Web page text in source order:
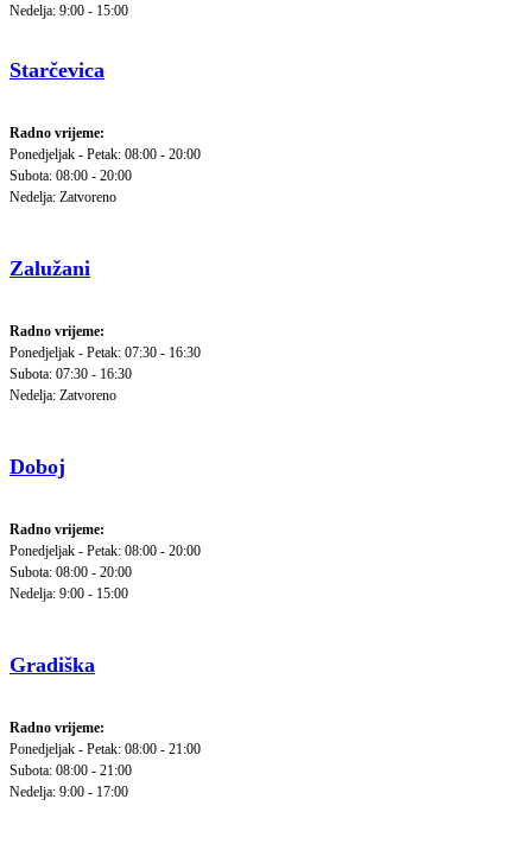
Nedelja: 9:00 - 15:00
Starčevica
Radno vrijeme:
Ponedjeljak - Petak: 08:00 - 20:00
Subota: 08:00 - 20:00
Nedelja: Zatvoreno
Zalužani
Radno vrijeme:
Ponedjeljak - Petak: 07:30 - 16:30
Subota: 07:30 - 16:30
Nedelja: Zatvoreno
Doboj
Radno vrijeme:
Ponedjeljak - Petak: 08:00 - 20:00
Subota: 08:00 - 20:00
Nedelja: 9:00 - 15:00
Gradiška
Radno vrijeme:
Ponedjeljak - Petak: 08:00 - 21:00
Subota: 08:00 - 21:00
Nedelja: 9:00 - 17:00